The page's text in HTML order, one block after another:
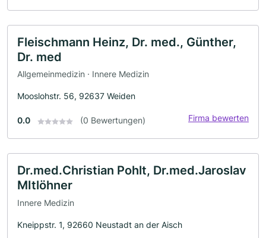
Fleischmann Heinz, Dr. med., Günther,
Dr. med
Allgemeinmedizin · Innere Medizin
Mooslohstr. 56, 92637 Weiden
0.0 (0 Bewertungen) Firma bewerten
Dr.med.Christian Pohlt, Dr.med.Jaroslav
MItlöhner
Innere Medizin
Kneippstr. 1, 92660 Neustadt an der Aisch